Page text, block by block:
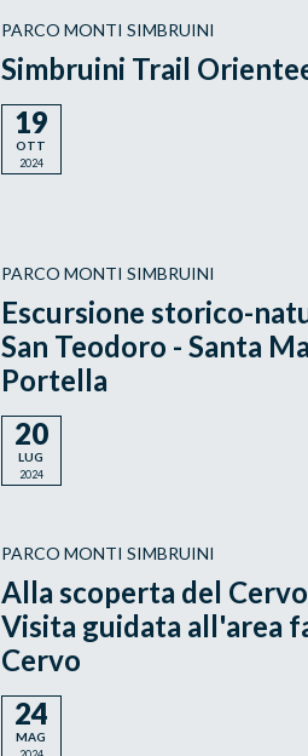
PARCO MONTI SIMBRUINI
Simbruini Trail
19
OTT
2024
PARCO MONTI SIMBRUINI
Escursione storico-
San Teodoro - Santa
Portella
20
LUG
2024
PARCO MONTI SIMBRUINI
Alla scoperta del Cervo
Visita guidata all'area
Cervo
24
MAG